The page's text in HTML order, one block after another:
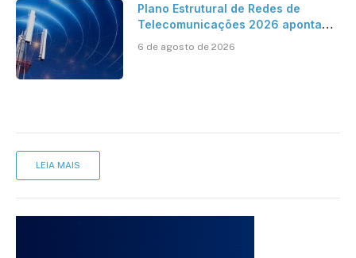
Plano Estrutural de Redes de
Telecomunicações 2026 aponta
mantém desafio
6 de agosto de 2026
LEIA MAIS